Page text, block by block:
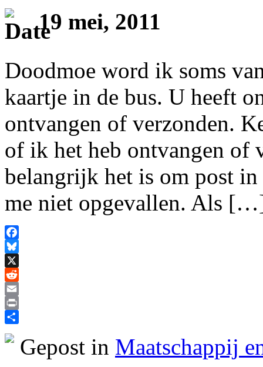
19 mei, 2011
Doodmoe word ik soms
kaartje in de bus. U heeft
ontvangen of verzonden.
of ik het heb ontvangen of
belangrijk het is om post
me niet opgevallen. Als
Facebook
Bluesky
X
Reddit
Email
Print
Gepost in Maatschappij